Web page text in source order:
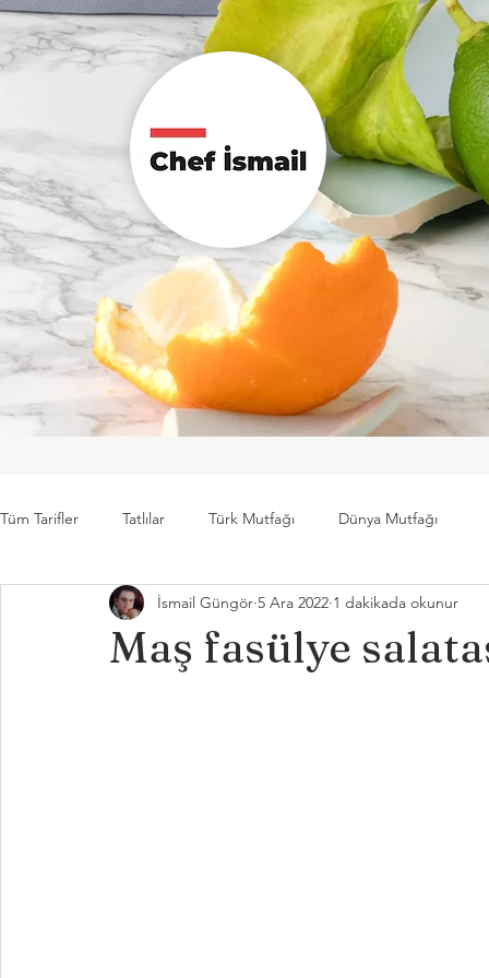
Tüm Tarifler Tatlılar Türk Mutfağı Dünya Mutfağı
Maş fasülye
İsmail Güngör 5 Ara 2022 1 dakikada okunur